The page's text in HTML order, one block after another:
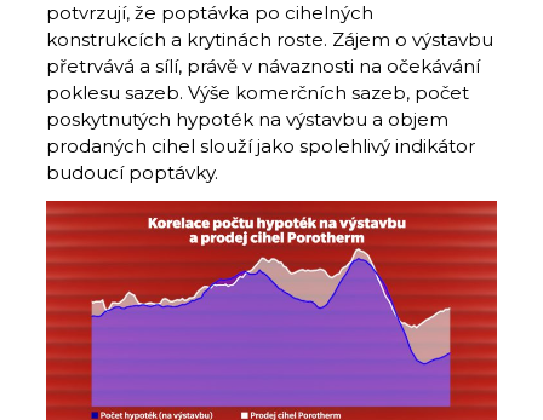
potvrzují, že poptávka po cihelných
konstrukcích a krytinách roste. Zájem o výstavbu
přetrvává a sílí, právě v návaznosti na očekávání
poklesu sazeb. Výše komerčních sazeb, počet
poskytnutých hypoték na výstavbu a objem
prodaných cihel slouží jako spolehlivý indikátor
budoucí poptávky.